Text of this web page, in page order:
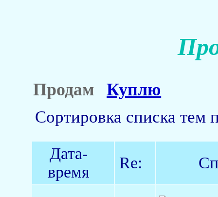
Продам Куплю
Сортировка списка тем
Дата-
время
Re: